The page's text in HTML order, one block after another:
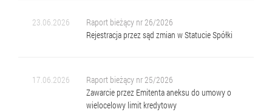
23.06.2026
Raport bieżący nr 26/2026
Rejestracja przez sąd zmian w Statucie Spółki
17.06.2026
Raport bieżący nr 25/2026
Zawarcie przez Emitenta aneksu do umowy o
wielocelowy limit kredytowy